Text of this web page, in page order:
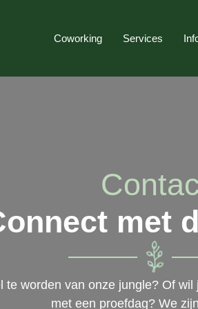
Coworking Services
met
worden van onze jungle? Of
met een proefdag? We